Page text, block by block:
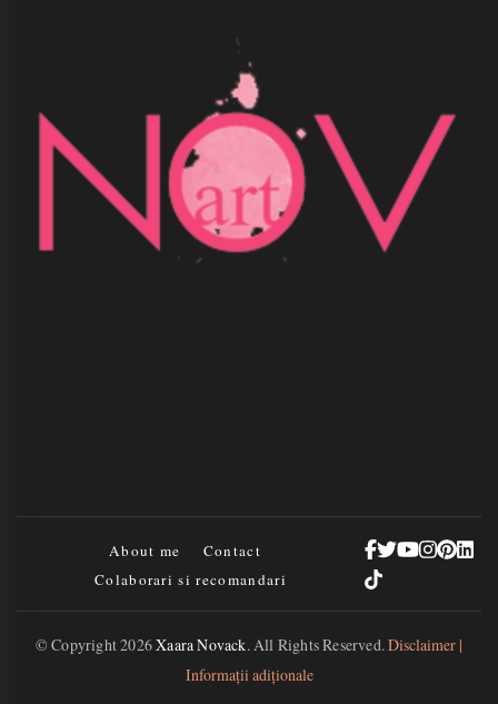
About me
Contact
Colaborari si recomandari
© Copyright 2026Xaara Novack. All Rights Reserved.Disclaimer |
Informații adiționale